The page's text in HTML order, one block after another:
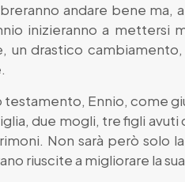
andare bene
inizieranno a mettersi
un drastico
testamento, Ennio, come
due mogli, tre figli
Non sarà però solo
riuscite a migliorare la